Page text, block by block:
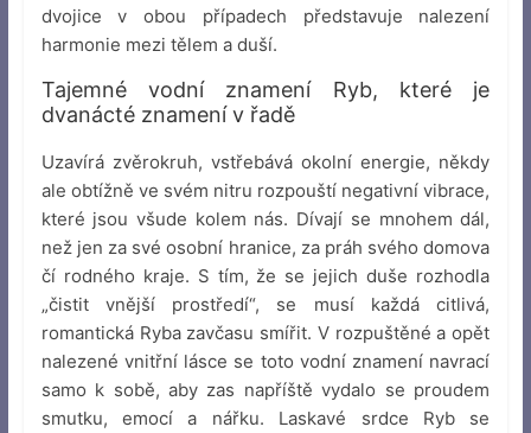
dvojice v obou případech představuje nalezení
harmonie mezi tělem a duší.
Tajemné vodní znamení Ryb, které je
dvanácté znamení v řadě
Uzavírá zvěrokruh, vstřebává okolní energie, někdy
ale obtížně ve svém nitru rozpouští negativní vibrace,
které jsou všude kolem nás. Dívají se mnohem dál,
než jen za své osobní hranice, za práh svého domova
čí rodného kraje. S tím, že se jejich duše rozhodla
„čistit vnější prostředí“, se musí každá citlivá,
romantická Ryba zavčasu smířit. V rozpuštěné a opět
nalezené vnitřní lásce se toto vodní znamení navrací
samo k sobě, aby zas napříště vydalo se proudem
smutku, emocí a nářku. Laskavé srdce Ryb se